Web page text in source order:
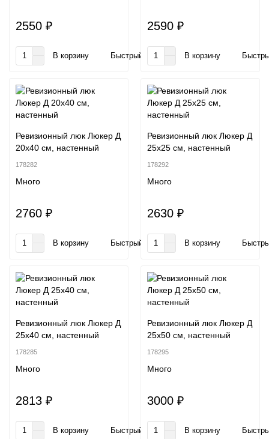
2550 ₽
В корзину Быстрый заказ
2590 ₽
В корзину
Ревизионный люк Люкер Д
20x40 см, настенный
178282
Много
2760 ₽
В корзину Быстрый заказ
Ревизионный люк Люкер Д
25x25 см, настенный
178292
Много
2630 ₽
В корзину
Ревизионный люк Люкер Д
25x40 см, настенный
178285
Много
2813 ₽
В корзину Быстрый заказ
Ревизионный люк Люкер Д
25x50 см, настенный
178295
Много
3000 ₽
В корзину